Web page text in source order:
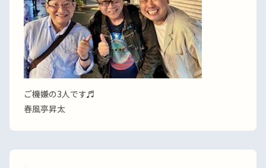
ご機嫌の3人です♬
春風亭昇太